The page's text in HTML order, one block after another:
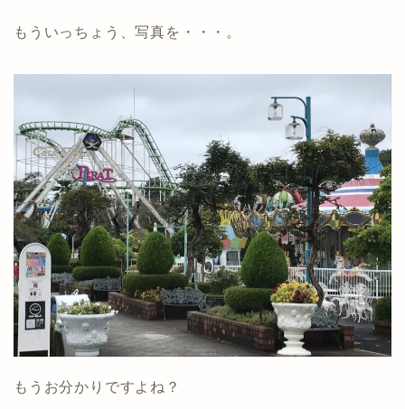
もういっちょう、写真を・・・。
もうお分かりですよね？